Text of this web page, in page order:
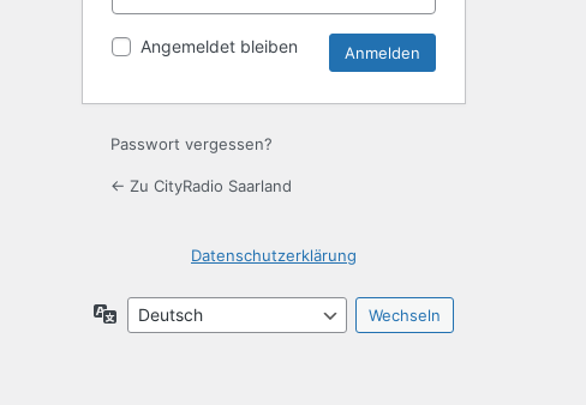
Angemeldet bleiben
Passwort vergessen?
← Zu CityRadio Saarland
Datenschutzerklärung
Sprache